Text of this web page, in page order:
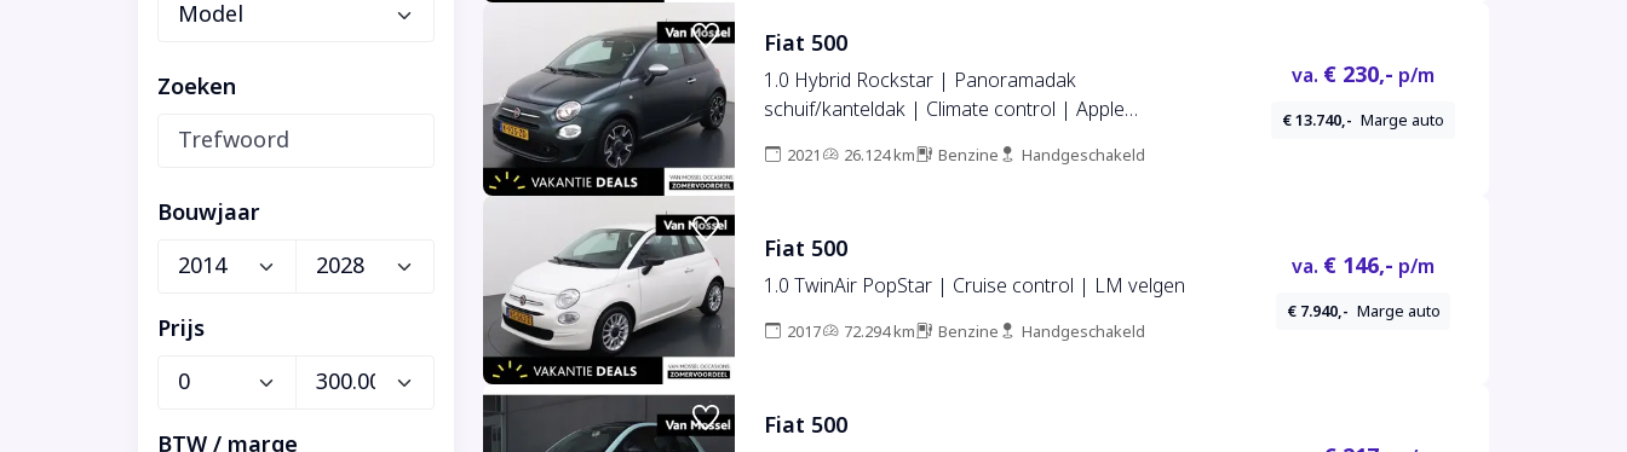
Zoeken
Bouwjaar
Prijs
BTW / marge
Fiat 500
1.0 Hybrid Rockstar | Panoramadak
schuif/kanteldak | Climate control | Apple
2021 26.124 km Benzine Handgeschakeld
va. € 230,- p/m
€ 13.740,- Marge auto
Fiat 500
1.0 TwinAir PopStar | Cruise control | LM velgen
2017 72.294 km Benzine Handgeschakeld
va. € 146,- p/m
€ 7.940,- Marge auto
Fiat 500